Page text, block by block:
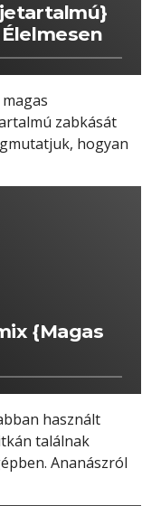
zabkását
hogyan
{Magas
használt
találnak
Ananászról